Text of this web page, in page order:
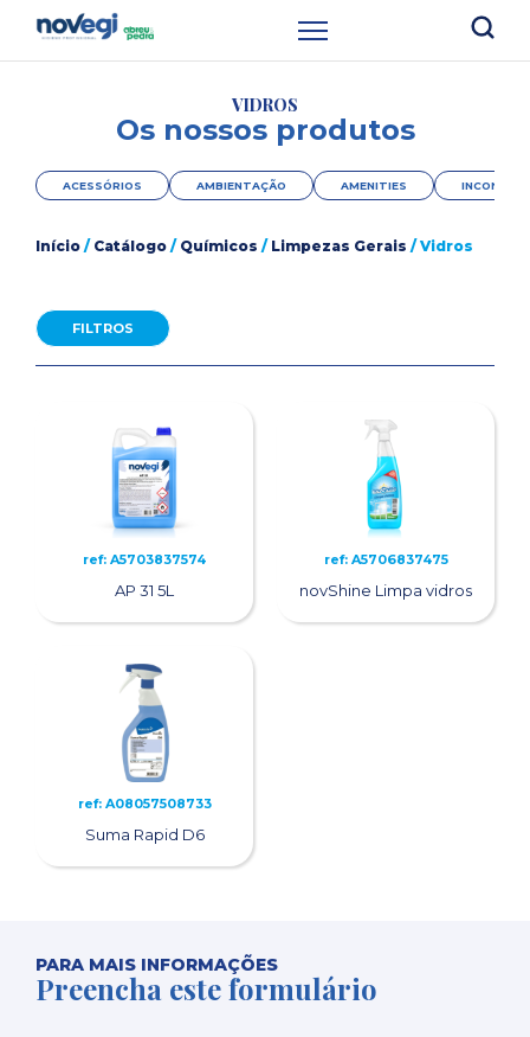
VIDROS
Os nossos produtos
ACESSÓRIOS AMBIENTAÇÃO AMENITIES
Início / Catálogo / Químicos / Limpezas Gerais / Vidros
FILTROS
ref: A5703837574
AP 31 5L
ref: A5706837475
novShine Limpa vidros
ref: A08057508733
Suma Rapid D6
PARA MAIS INFORMAÇÕES
Preencha este formulário